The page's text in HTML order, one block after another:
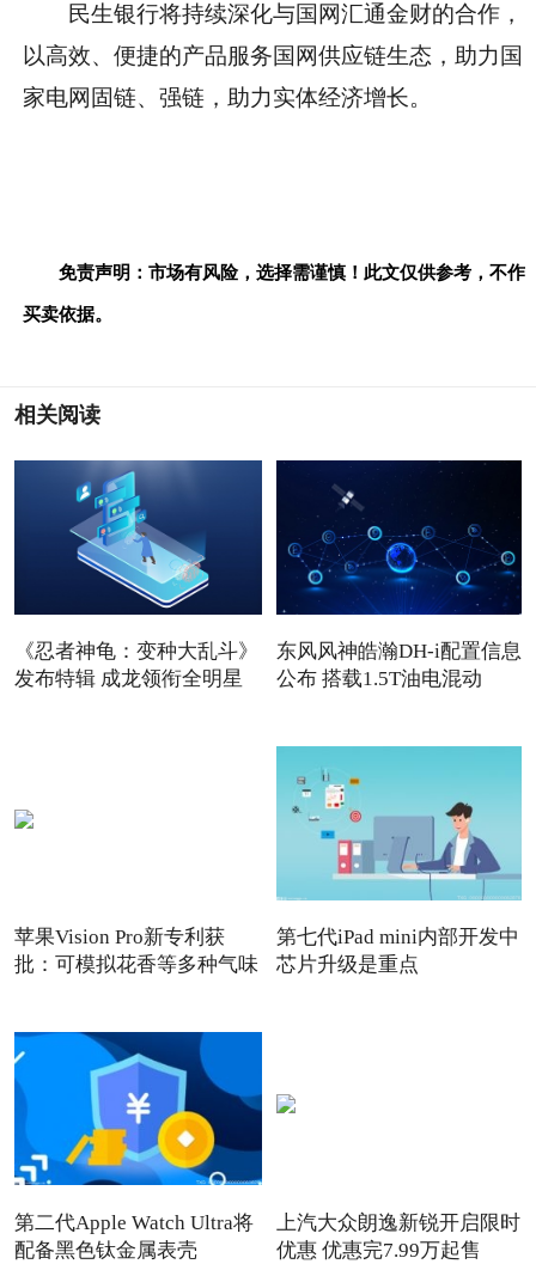
民生银行将持续深化与国网汇通金财的合作，
以高效、便捷的产品服务国网供应链生态，助力 国
家电网固链、强链，助力实体经济增长。
免责声明：市场有风险，选择需谨慎！此文仅供参考，不作
买卖依据。
相关阅读
《忍者神龟：变种大乱斗》
发布特辑 成龙领衔全明星
东风风神皓瀚DH-i配置信息
公布 搭载1.5T油电混动
苹果Vision Pro新专利获
批：可模拟花香等多种气味
第七代iPad mini内部开发中
芯片升级是重点
第二代Apple Watch Ultra将
配备黑色钛金属表壳
上汽大众朗逸新锐开启限时
优惠 优惠完7.99万起售